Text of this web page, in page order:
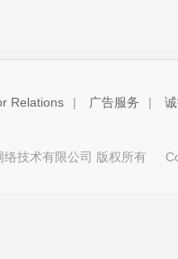
Relations | 广告服务 |
技术有限公司 版权所有